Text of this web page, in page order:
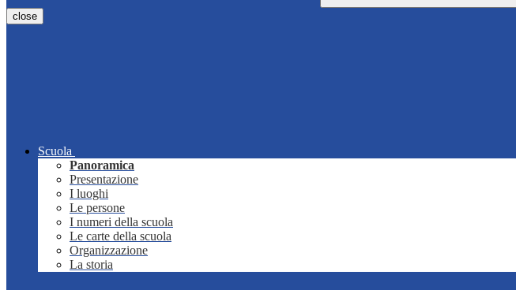
close
Scuola
Panoramica
Presentazione
I luoghi
Le persone
I numeri della scuola
Le carte della scuola
Organizzazione
La storia